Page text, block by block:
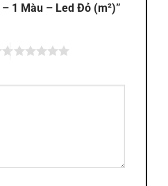
1 Màu – Led Đỏ (m²)”